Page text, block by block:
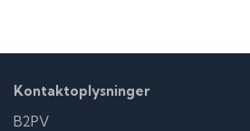
Kontaktoplysninger
B2PV